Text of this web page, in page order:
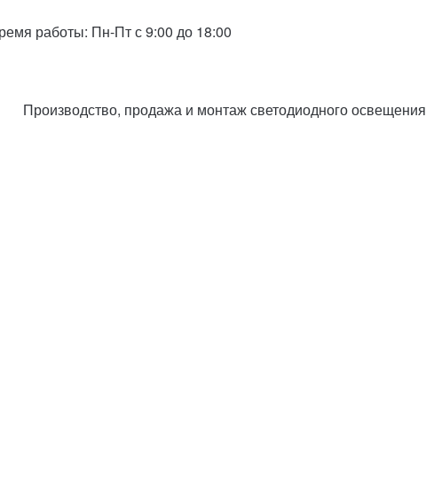
работы: Пн-Пт с 9:00 до 18:00
Производство, продажа и монтажсветодиодного освещения